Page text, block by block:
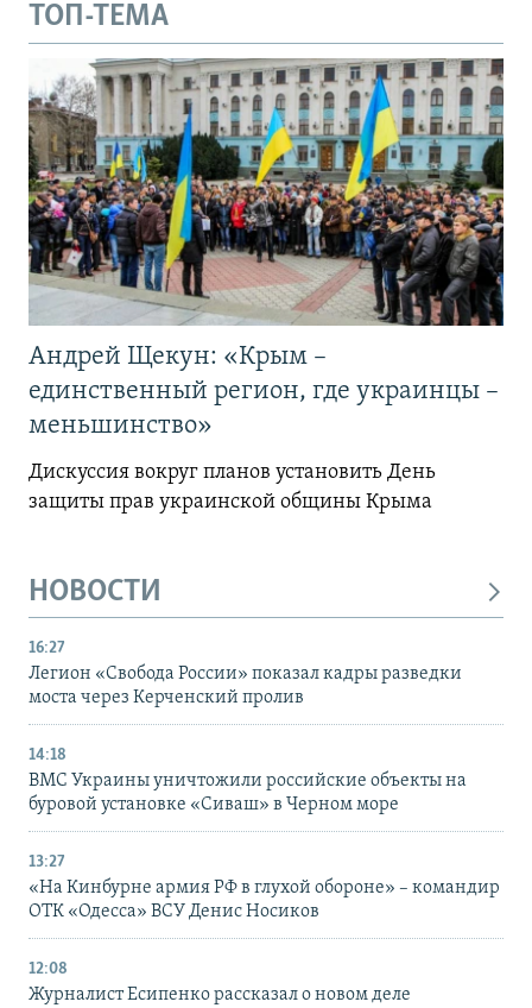
ТОП-ТЕМА
Андрей Щекун: «Крым –
единственный регион, где украинцы –
меньшинство»
Дискуссия вокруг планов установить День
защиты прав украинской общины Крыма
НОВОСТИ
16:27
Легион «Свобода России» показал кадры разведки
моста через Керченский пролив
14:18
ВМС Украины уничтожили российские объекты на
буровой установке «Сиваш» в Черном море
13:27
«На Кинбурне армия РФ в глухой обороне» – командир
ОТК «Одесса» ВСУ Денис Носиков
12:08
Журналист Есипенко рассказал о новом деле